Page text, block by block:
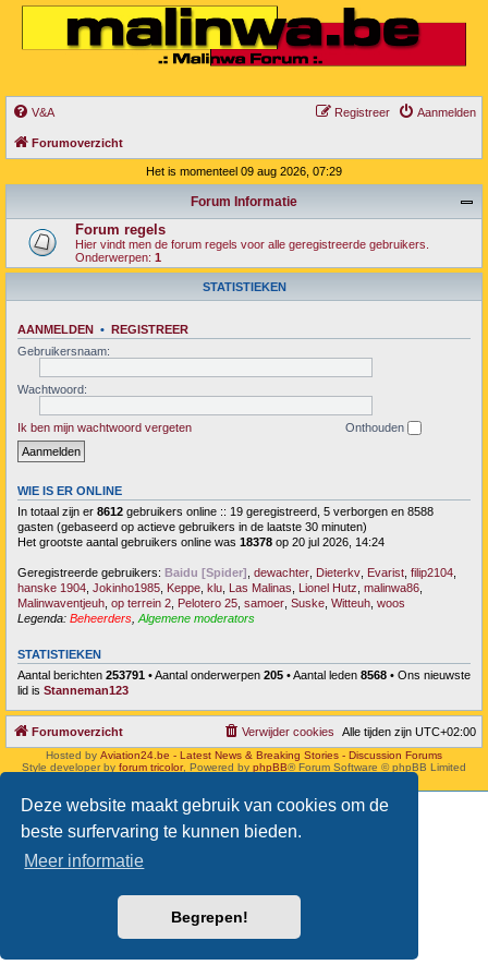
Deze website maakt gebruik van cookies om de
beste surfervaring te kunnen bieden.
Meer informatie
Begrepen!
V&A Aanmelden
Registreer
Forumoverzicht
Het is momenteel 09 aug 2026, 07:29
Forum Informatie
Forum regels
Hier vindt men de forum regels voor alle geregistreerde gebruikers.
Onderwerpen: 1
STATISTIEKEN
AANMELDEN • REGISTREER
Gebruikersnaam:
Wachtwoord:
Ik ben mijn wachtwoord vergeten Onthouden
WIE IS ER ONLINE
In totaal zijn er 8612 gebruikers online :: 19 geregistreerd, 5 verborgen en 8588
gasten (gebaseerd op actieve gebruikers in de laatste 30 minuten)
Het grootste aantal gebruikers online was 18378 op 20 jul 2026, 14:24
Geregistreerde gebruikers: Baidu [Spider] dewachter Dieterkv Evarist filip2104
hanske 1904 Jokinho1985 Keppe klu Las Malinas Lionel Hutz malinwa86
Malinwaventjeuh op terrein 2 Pelotero 25 samoer Suske Witteuh woos
Legenda: Beheerders Algemene moderators
STATISTIEKEN
Aantal berichten 253791 • Aantal onderwerpen 205 • Aantal leden 8568 • Ons nieuwste
lid is Stanneman123
Forumoverzicht Alle tijden zijn UTC+02:00
Verwijder cookies
Hosted by Aviation24.be - Latest News & Breaking Stories - Discussion Forums
Style developer by forum tricolor, Powered by phpBB® Forum Software © phpBB Limited